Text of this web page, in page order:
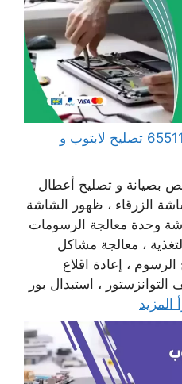
مهندس كمبيوتر الزور 65511033 تصليح لابتوب و
بصيانة و تصليح أعطال
الزرقاء ، ظهور الشاشة
وحدة معالجة الرسومات
، معالجة مشاكل
الرسوم ، إعادة اقلاع
، استبدال بور
المزيد